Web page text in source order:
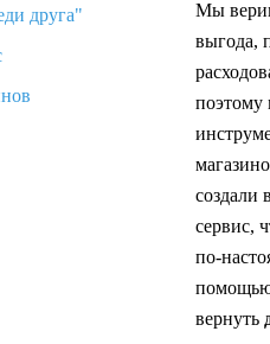
Татьяна
27 подписчиков, 7
Подписаться